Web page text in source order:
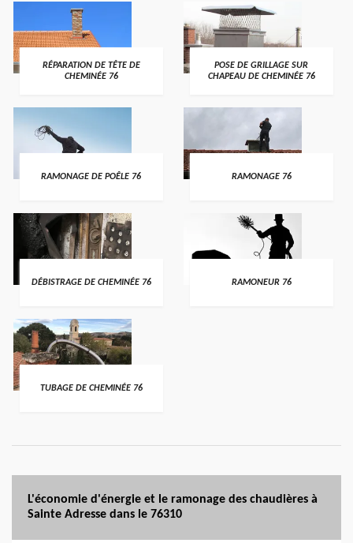
RÉPARATION DE TÊTE DE
CHEMINÉE 76
POSE DE GRILLAGE SUR
CHAPEAU DE CHEMINÉE 76
RAMONAGE DE POÊLE 76 RAMONAGE 76
DÉBISTRAGE DE CHEMINÉE 76 RAMONEUR 76
TUBAGE DE CHEMINÉE 76
L'économie d'énergie et le ramonage des chaudières à
Sainte Adresse dans le 76310